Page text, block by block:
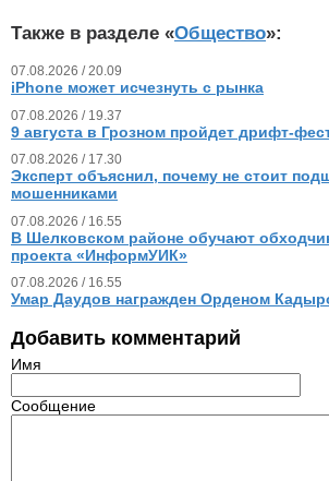
Также в разделе «Общество»:
07.08.2026 / 20.09
iPhone может исчезнуть с рынка
07.08.2026 / 19.37
9 августа в Грозном пройдет дрифт-
07.08.2026 / 17.30
Эксперт объяснил, почему не стоит
мошенниками
07.08.2026 / 16.55
В Шелковском районе обучают
проекта «ИнформУИК»
07.08.2026 / 16.55
Умар Даудов награжден Орденом
Добавить комментарий
Имя
Сообщение